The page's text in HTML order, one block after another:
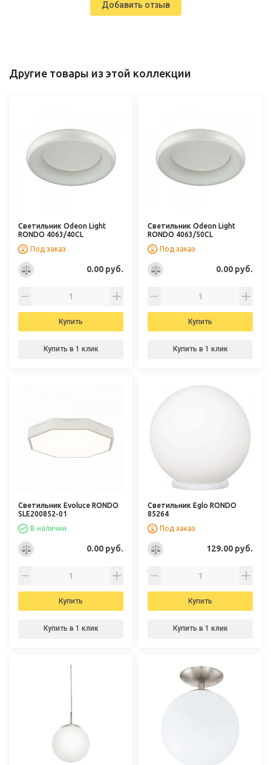
Добавить отзыв
Другие товары из этой коллекции
Светильник Odeon Light
RONDO 4063/40CL
Под заказ
0.00 руб.
Купить
Купить в 1 клик
Светильник Odeon Light
RONDO 4063/50CL
Под заказ
0.00 руб.
Купить
Купить в 1 клик
Светильник Evoluce RONDO
SLE200852-01
В наличии
0.00 руб.
Купить
Купить в 1 клик
Светильник Eglo RONDO
85264
Под заказ
129.00 руб.
Купить
Купить в 1 клик